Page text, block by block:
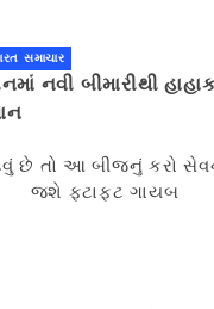
સમાચાર
નવી બીમારીથી